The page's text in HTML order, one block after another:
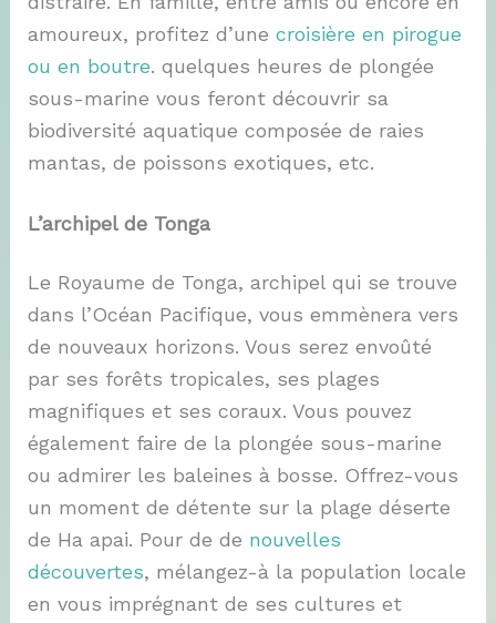
amoureux, profitez d’une croisière en pirogue
ou en boutre. quelques heures de plongée
sous-marine vous feront découvrir sa
biodiversité aquatique composée de raies
mantas, de poissons exotiques, etc.
L’archipel de Tonga
Le Royaume de Tonga, archipel qui se trouve
dans l’Océan Pacifique, vous emmènera vers
de nouveaux horizons. Vous serez envoûté
par ses forêts tropicales, ses plages
magnifiques et ses coraux. Vous pouvez
également faire de la plongée sous-marine
ou admirer les baleines à bosse. Offrez-vous
un moment de détente sur la plage déserte
de Ha apai. Pour de de nouvelles
découvertes, mélangez-à la population locale
en vous imprégnant de ses cultures et